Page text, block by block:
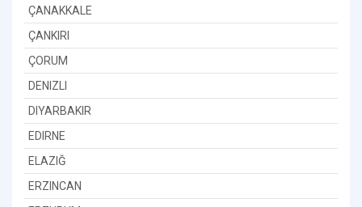
ÇANAKKALE
ÇANKIRI
ÇORUM
DENIZLI
DIYARBAKIR
EDIRNE
ELAZIĞ
ERZINCAN